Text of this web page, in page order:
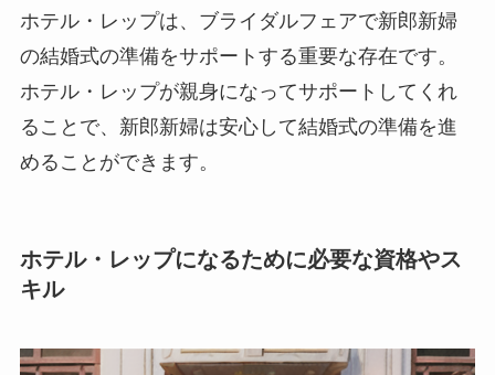
ホテル・レップは、ブライダルフェアで新郎新婦
の結婚式の準備をサポートする重要な存在です。
ホテル・レップが親身になってサポートしてくれ
ることで、新郎新婦は安心して結婚式の準備を進
めることができます。
ホテル・レップになるために必要な資格やス
キル